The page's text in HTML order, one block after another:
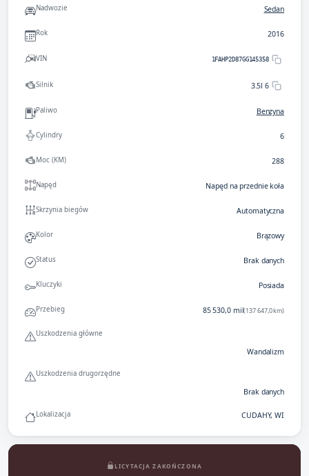
Nadwozie Sedan
Rok 2016
VIN 1FAHP2D87GG145358
Silnik 3.5l 6
Paliwo Benzyna
Cylindry 6
Moc (KM) 288
Napęd Napęd na przednie koła
Skrzynia biegów Automatyczna
Kolor Brązowy
Status Brak danych
Kluczyki Posiada
Przebieg 85 530,0 mil(137 647,0 km)
Uszkodzenia główne
Wandalizm
Uszkodzenia drugorzędne
Brak danych
Lokalizacja CUDAHY, WI
LICYTACJA ZAKOŃCZONA